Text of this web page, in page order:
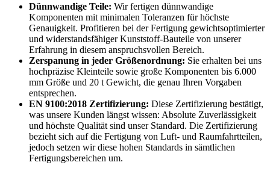
Dünnwandige Teile: Wir fertigen dünnwandige
Komponenten mit minimalen Toleranzen für höchste
Genauigkeit. Profitieren bei der Fertigung gewichtsoptimierter
und widerstandsfähiger Kunststoff-Bauteile von unserer
Erfahrung in diesem anspruchsvollen Bereich.
Zerspanung in jeder Größenordnung: Sie erhalten bei uns
hochpräzise Kleinteile sowie große Komponenten bis 6.000
mm Größe und 20 t Gewicht, die genau Ihren Vorgaben
entsprechen.
EN 9100:2018 Zertifizierung: Diese Zertifizierung bestätigt,
was unsere Kunden längst wissen: Absolute Zuverlässigkeit
und höchste Qualität sind unser Standard. Die Zertifizierung
bezieht sich auf die Fertigung von Luft- und Raumfahrtteilen,
jedoch setzen wir diese hohen Standards in sämtlichen
Fertigungsbereichen um.